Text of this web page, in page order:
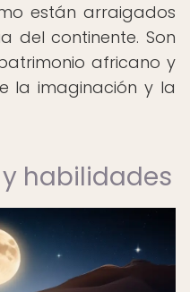
están arraigados
del continente. Son
africano y
la imaginación y la
habilidades